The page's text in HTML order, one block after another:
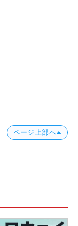
ページ上部へ